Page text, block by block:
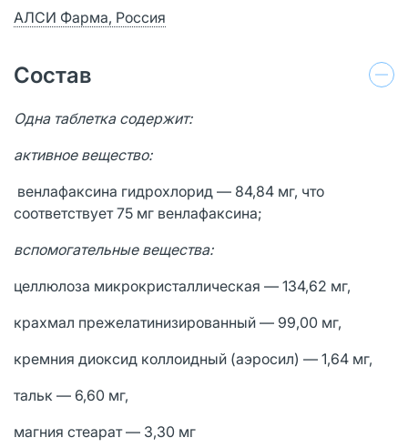
АЛСИ Фарма, Россия
Состав
Одна таблетка содержит:
активное вещество:
венлафаксина гидрохлорид — 84,84 мг, что
соответствует 75 мг венлафаксина;
вспомогательные вещества:
целлюлоза микрокристаллическая — 134,62 мг,
крахмал прежелатинизированный — 99,00 мг,
кремния диоксид коллоидный (аэросил) — 1,64 мг,
тальк — 6,60 мг,
магния стеарат — 3,30 мг